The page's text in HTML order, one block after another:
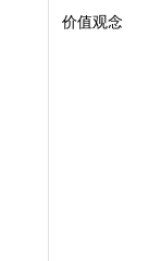
价值观念